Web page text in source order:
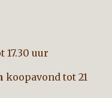
17.30 uur
koopavond tot 21